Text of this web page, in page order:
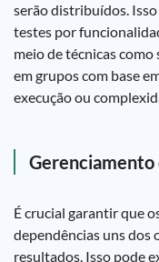
serão distribuídos.
testes por
meio de técnicas
em grupos com base
execução ou
Gerenciamento
É crucial garantir que
dependências uns dos
resultados. Isso pode